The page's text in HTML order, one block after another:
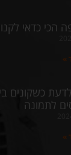
הכי כדאי
»
כשקונים
לתמונה
»